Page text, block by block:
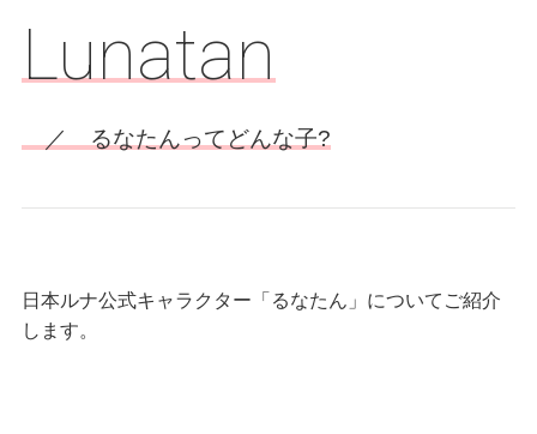
お問い合わせ ＆ FAQ
Lunatan
るなたんってどんな子?
日本ルナ公式キャラクター「るなたん」についてご紹介
します。